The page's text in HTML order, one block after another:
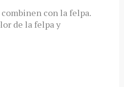
con la felpa.
de la felpa y